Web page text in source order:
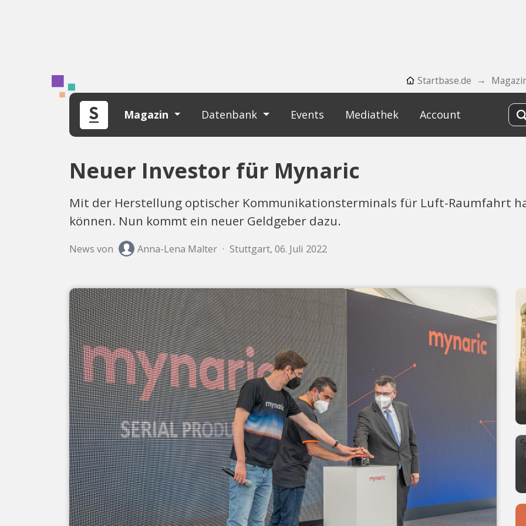
Startbase.de
Magazin Datenbank Events Mediathek Account
Neuer Investor für Mynaric
Mit der Herstellung optischer Kommunikationsterminals für Luft-Raumfahrt
können. Nun kommt ein neuer Geldgeber dazu.
News von Anna-Lena Malter · Stuttgart, 06. Juli 2022